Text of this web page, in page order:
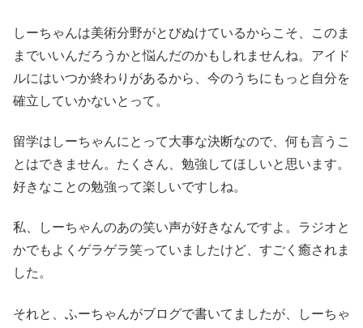
しーちゃんは美術分野がとびぬけているからこそ、このま
までいいんだろうかと悩んだのかもしれませんね。アイド
ルにはいつか終わりがあるから、今のうちにもっと自分を
確立していかないとって。
留学はしーちゃんにとって大事な決断なので、何も言うこ
とはできません。たくさん、勉強してほしいと思います。
好きなことの勉強って楽しいですしね。
私、しーちゃんのあの笑い声が好きなんですよ。ラジオと
かでもよくゲラゲラ笑っていましたけど、すごく癒されま
した。
それと、ふーちゃんがブログで書いてましたが、しーちゃ